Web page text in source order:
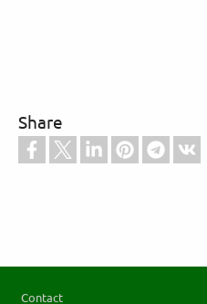
Share
Contact